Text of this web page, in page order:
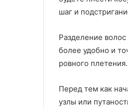
шаг и
Разделение
более удобно и
ровного плетения.
Перед тем как
узлы или